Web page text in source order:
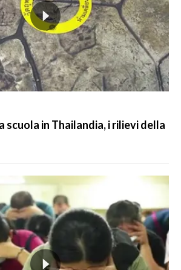
scuola in Thailandia, i rilievi della